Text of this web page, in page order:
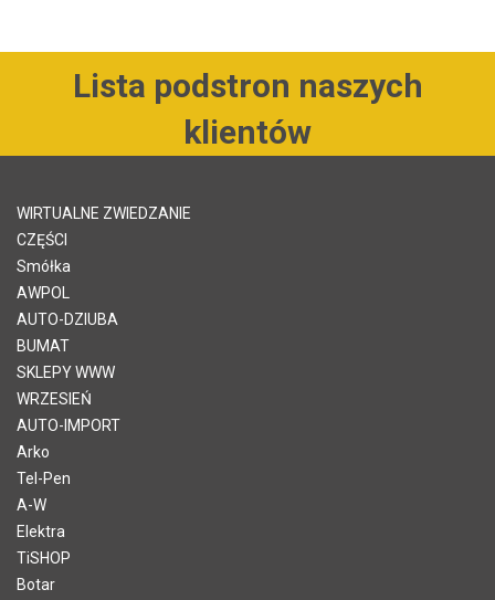
Lista podstron naszych
klientów
WIRTUALNE ZWIEDZANIE
CZĘŚCI
Smółka
AWPOL
AUTO-DZIUBA
BUMAT
SKLEPY WWW
WRZESIEŃ
AUTO-IMPORT
Arko
Tel-Pen
A-W
Elektra
TiSHOP
Botar